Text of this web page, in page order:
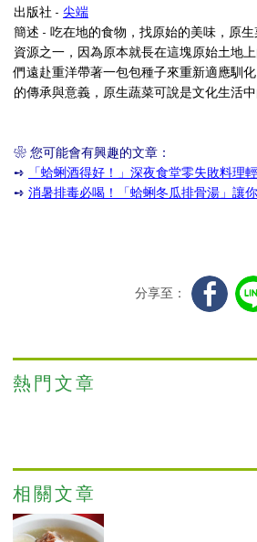
出版社 - 尖端
簡述 - 吃在地的食物，找原始的美味，原
資源之一，因為原本就長在這塊原始土地
們遠赴重洋帶著一包包種子來重新適應馴
的傳承與意義，原生蔬菜可說是文化生活中
❀ 您可能會有興趣的文章：
➺
「蛤蜊酒得好！」深夜食堂零失敗料理
➺ 消暑排毒必喝！「蛤蜊冬瓜排骨湯」讓
分享至：
熱門文章
相關文章